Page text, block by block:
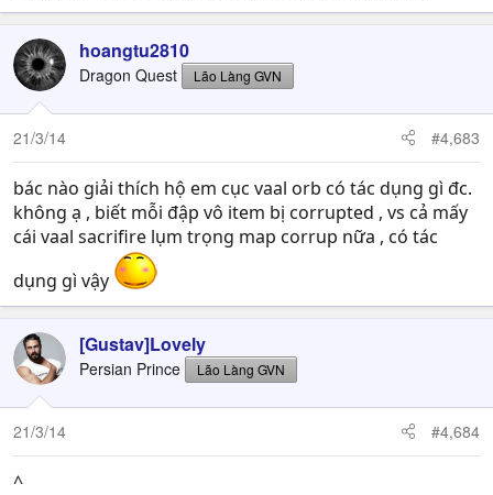
hoangtu2810
Dragon Quest Lão Làng GVN
21/3/14 #4,683
bác nào giải thích hộ em cục vaal orb có tác dụng gì đc.
không ạ , biết mỗi đập vô item bị corrupted , vs cả mấy
cái vaal sacrifire lụm trọng map corrup nữa , có tác
dụng gì vậy
[Gustav]Lovely
Persian Prince Lão Làng GVN
21/3/14 #4,684
^